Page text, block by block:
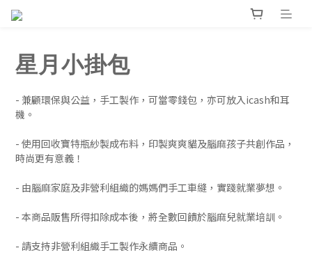
星月小掛包
- 兼顧環保與公益，手工製作，可當零錢包，亦可放入icash和耳
機。
- 使用回收寶特瓶紗製成布料，印製爽爽貓及腦麻孩子共創作品，
時尚更有意義！
- 由腦麻家庭及非營利組織的媽媽們手工車縫，實踐就業夢想。
- 本商品販售所得扣除成本後，將全數回饋於腦麻兒就業培訓。
- 請支持非營利組織手工製作永續商品。